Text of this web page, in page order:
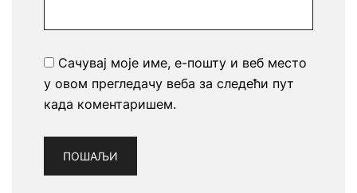
Сачувај моје име, е-пошту и веб место
у овом прегледачу веба за следећи пут
када коментаришем.